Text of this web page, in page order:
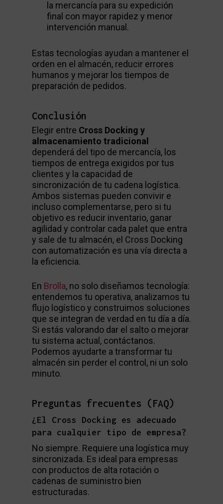
la mercancía para su expedición
final con mayor rapidez y menor
intervención manual.
Estas tecnologías ayudan a mantener el
orden en el almacén, reducir errores
humanos y mejorar los tiempos de
preparación de pedidos.
Conclusión
Elegir entre Cross Docking y
almacenamiento tradicional
dependerá del tipo de mercancía, los
tiempos de entrega exigidos por tus
clientes y la capacidad de
sincronización de tu cadena logística.
Ambos sistemas pueden convivir e
incluso complementarse, pero si tu
objetivo es reducir inventario, ganar
agilidad y controlar cada palet que entra
y sale de tu almacén, el Cross Docking
con automatización es una vía directa a
la eficiencia.
En Brolla, no solo diseñamos tecnología:
entendemos tu operativa, analizamos tu
flujo logístico y construimos soluciones
que se integran de verdad en tu día a día.
Si estás valorando dar el salto o mejorar
tu sistema actual, contáctanos.
Podemos ayudarte a transformar tu
almacén sin perder el control, ni un solo
minuto.
Preguntas frecuentes (FAQ)
¿El Cross Docking es adecuado
para cualquier tipo de empresa?
No siempre. Requiere una logística muy
sincronizada. Es ideal para empresas
con productos de alta rotación o
cadenas de suministro bien
estructuradas.